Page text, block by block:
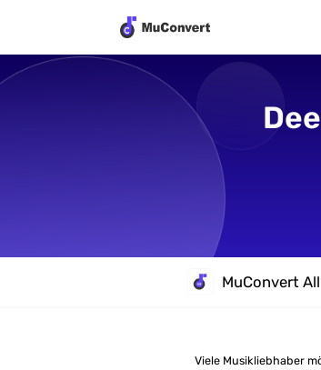
MuConvert
Viele Musikliebhaber